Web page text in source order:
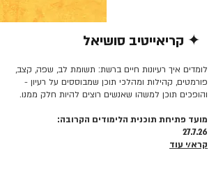
✦ קריאייטיב סושיאל
לומדים איך רעיונות חיים ברשת: תשומת לב, שפה, קצב,
פורמטים, קהילות ומהלכי תוכן שמבוססים על רעיון -
והופכים תוכן למשהו שאנשים רוצים להיות חלק ממנו.
מועד פתיחת תוכנית הלימודים הקרובה:
27.7.26
קרא/י עוד